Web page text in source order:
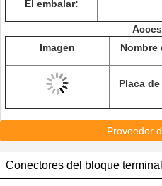
El embalar:
Imagen
Nombre
Placa
Proveedor
Conectores del bloque terminal